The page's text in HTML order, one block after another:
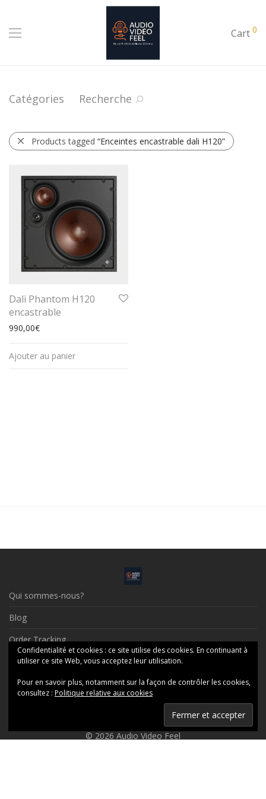
Cart 0
Catégories Recherche
Products tagged “Enceintes encastrable dali H120”
Dali Phantom H120
encastrable
990,00€
Ajouter au panier
Qui sommes-nous?
Blog
Order Tracking
Contact
Social Profiles
© 2026 Audio Video Feel
Confidentialité et cookies : ce site utilise des cookies. En continuant à
utiliser ce site Web, vous acceptez leur utilisation.
Pour en savoir plus, notamment sur la façon de contrôler les cookies,
consultez : Politique relative aux cookies